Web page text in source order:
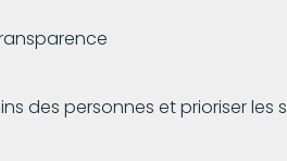
des personnes et prioriser les